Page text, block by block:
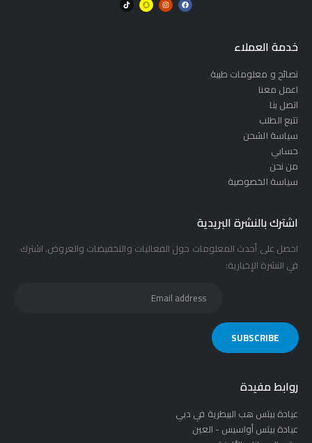
خدمة العملاء
نصائح و معلومات طبية
اعمل معنا
اتصل بنا
تتبع الطلب
سياسة الشحن
حسابي
من نحن
سياسة الخصوصية
اشترك بالنشرة البريدية
احصل على أحدث المعلومات حول الفعاليات والتخفيضات والعروض. اشترك
في النشرة الإخبارية:
روابط مفيدة
عيادة بيتس هب البيطرية في دبي
عيادة بيتس أواسيس - العين